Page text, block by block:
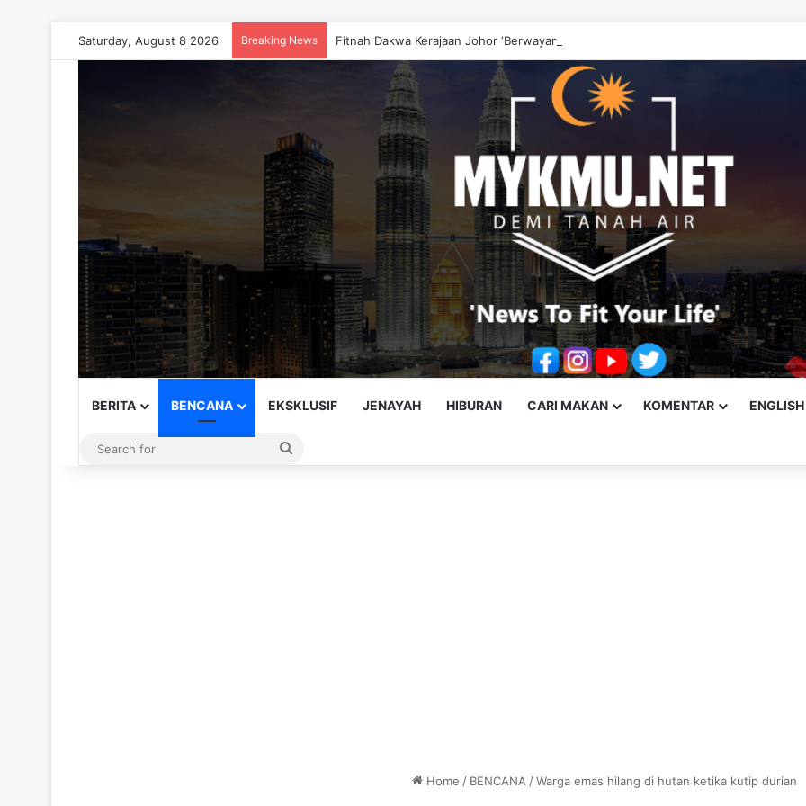
Saturday, August 8 2026 Breaking News Fitnah Dakwa Kerajaan Johor ‘Berwayang’ Perlu Diperbetulkan – Onn Hafiz
BERITA BENCANA EKSKLUSIF JENAYAH HIBURAN CARI MAKAN KOMENTAR
Home / BENCANA /Warga emas hilang di hutan ketika kutip durian